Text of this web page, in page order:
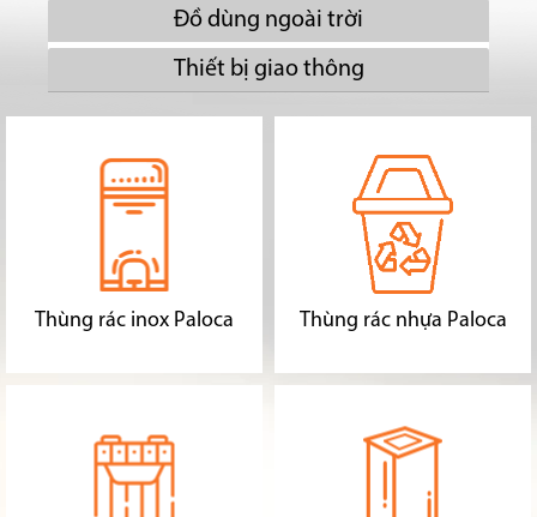
Đồ dùng ngoài trời
Thiết bị giao thông
Thùng rác inox Paloca Thùng rác nhựa Paloca